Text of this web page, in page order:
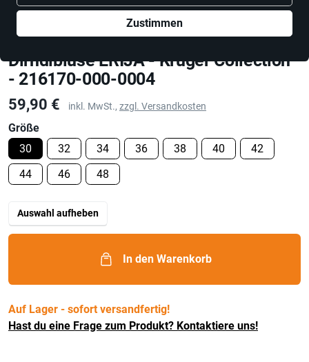
Zustimmen
Dirndlbluse ERIJA - Krüger Collection
- 216170-000-0004
Preis
59,90 € inkl. MwSt., zzgl. Versandkosten
Größe
30
32 34 36 38 40
42
44
46 48
Auswahl aufheben
In den Warenkorb
Auf Lager - sofort versandfertig!
Hast du eine Frage zum Produkt? Kontaktiere uns!